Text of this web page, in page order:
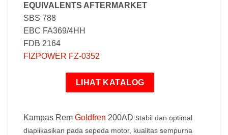
EQUIVALENTS AFTERMARKET
SBS 788
EBC FA369/4HH
FDB 2164
FIZPOWER FZ-0352
LIHAT KATALOG
Kampas Rem Goldfren 200AD stabil dan optimal
diaplikasikan pada sepeda motor, kualitas sempurna